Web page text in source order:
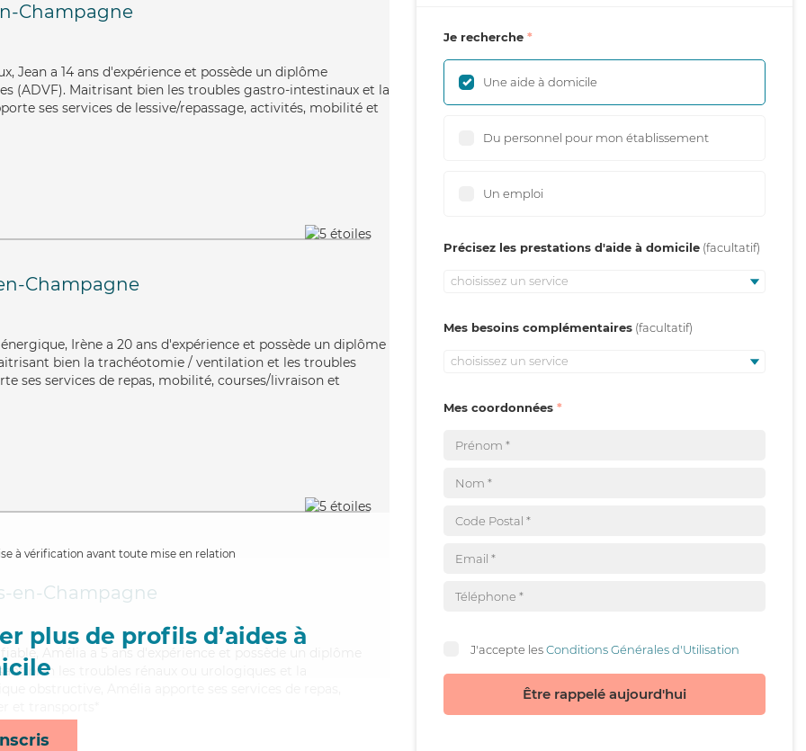
Champagne
Jean a 14 ans d'expérience et possède un diplôme
(ADVF). Maitrisant bien les troubles gastro-intestinaux et la
ses services de lessive/repassage, activités, mobilité et
Champagne
Irène a 20 ans d'expérience et possède un diplôme
bien la trachéotomie / ventilation et les troubles
ses services de repas, mobilité, courses/livraison et
à vérification avant toute mise en relation
plus de profils d’aides à
en-Champagne
Amélia a 5 ans d'expérience et possède un diplôme
bien les troubles rénaux ou urologiques et la
Je recherche
Une aide à domicile
Du personnel pour mon établissement
Un emploi
Précisez les prestations d'aide à domicile
choisissez un service
Mes besoins complémentaires
choisissez un service
Mes coordonnées
J'accepte lesConditions Générales d'Utilisation
Être rappelé aujourd'hui